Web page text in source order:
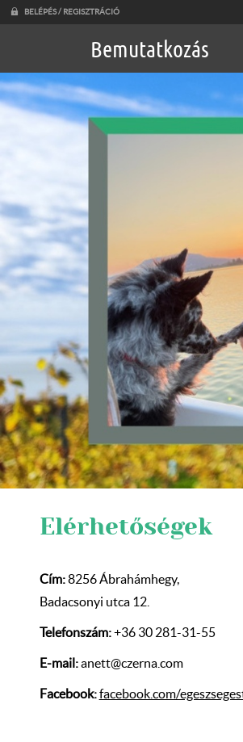
BELÉPÉS / REGISZTRÁCIÓ
Bemutatkozás
Elérhetőségek
Cím:8256 Ábrahámhegy,
Badacsonyi utca 12.
Telefonszám:+36 30 281-31-55
E-mail:anett@czerna.com
Facebook: facebook.com/